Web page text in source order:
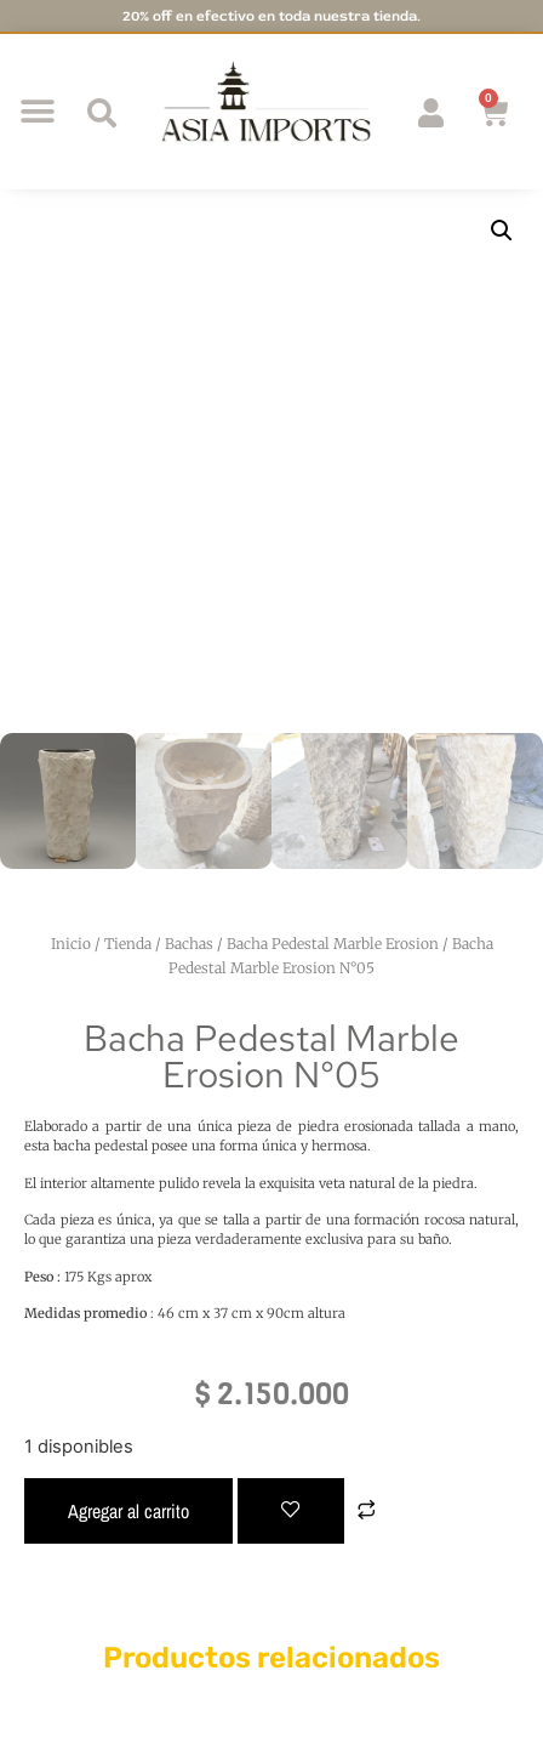
20% off en efectivo en toda nuestra tienda.
0
Inicio/ Tienda/ Bachas / Bacha Pedestal Marble Erosion/ Bacha
Pedestal Marble Erosion N°05
Bacha Pedestal Marble
Erosion N°05
Elaborado a partir de una única pieza de piedra erosionada tallada a mano,
esta bacha pedestal posee una forma única y hermosa.
El interior altamente pulido revela la exquisita veta natural de la piedra.
Cada pieza es única, ya que se talla a partir de una formación rocosa natural,
lo que garantiza una pieza verdaderamente exclusiva para su baño.
Peso : 175 Kgs aprox
Medidas promedio : 46 cm x 37 cm x 90cm altura
$2.150.000
1 disponibles
Agregar al carrito
Productos relacionados